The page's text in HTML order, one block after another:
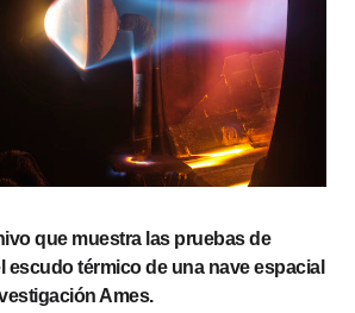
que muestra las pruebas de
escudo térmico de una nave espacial
Ames.